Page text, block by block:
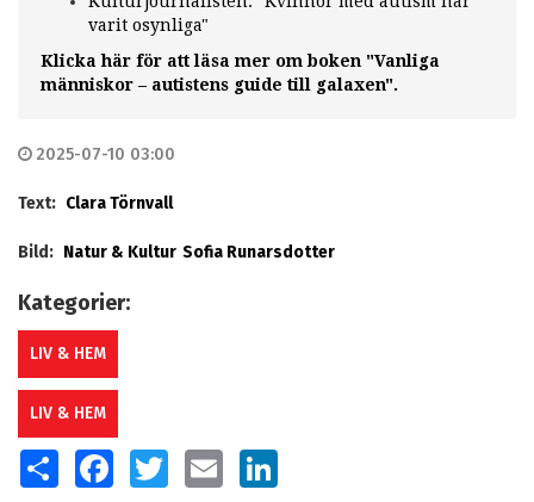
varit osynliga"
Klicka här för att läsa mer om boken "Vanliga
människor – autistens guide till galaxen".
2025-07-10 03:00
Text: Clara Törnvall
Bild: Natur & Kultur Sofia Runarsdotter
Kategorier:
LIV & HEM
LIV & HEM
SHARE FACEBOOKTWITTER EMAIL